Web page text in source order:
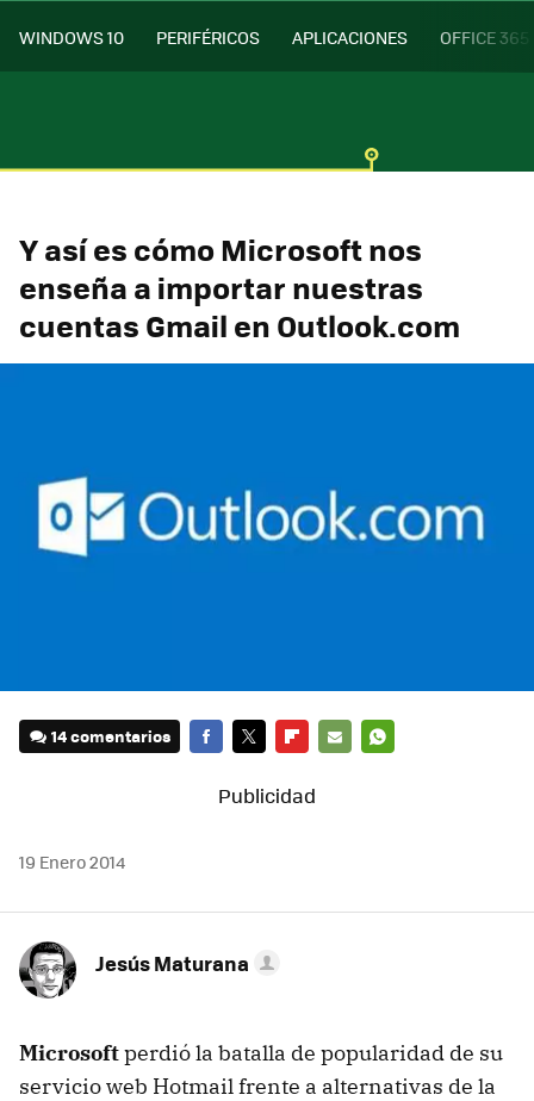
WINDOWS 10 PERIFÉRICOS APLICACIONES OFFICE 365
Y así es cómo Microsoft nos
enseña a importar nuestras
cuentas Gmail en Outlook.com
14 comentarios
19 Enero 2014
Jesús Maturana
Microsoftperdió la batalla de popularidad de su
servicio web Hotmail frente a alternativas de la